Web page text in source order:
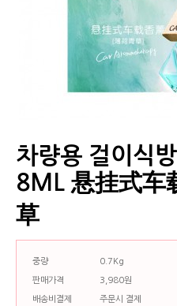
차량용 걸이식
8ML 悬挂式车
草
중량 0.7Kg
판매가격 3,980원
배송비결제 주문시 결제